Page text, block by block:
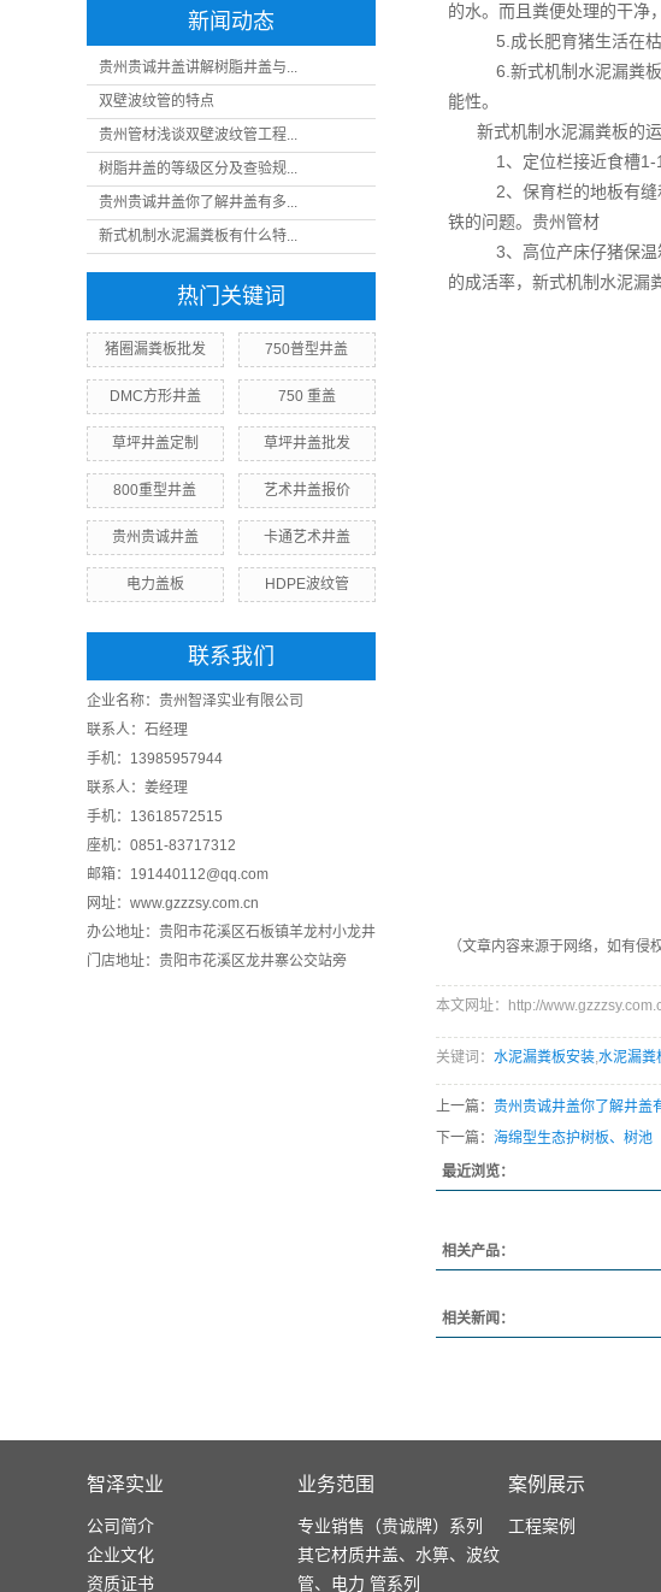
新闻动态
贵州贵诚井盖讲解树脂井盖与...
​双壁波纹管的特点
贵州管材浅谈双壁波纹管工程...
树脂井盖的等级区分及查验规...
贵州贵诚井盖你了解井盖有多...
新式机制水泥漏粪板有什么特...
热门关键词
猪圈漏粪板批发 750普型井盖
DMC方形井盖 750 重盖
草坪井盖定制 草坪井盖批发
800重型井盖 艺术井盖报价
贵州贵诚井盖 卡通艺术井盖
电力盖板 HDPE波纹管
联系我们
企业名称：贵州智泽实业有限公司
联系人：石经理
手机：13985957944
联系人：姜经理
手机：13618572515
座机：0851-83717312
邮箱：191440112@qq.com
网址： www.gzzzsy.com.cn
办公地址：贵阳市花溪区石板镇羊龙村小龙井
门店地址：贵阳市花溪区龙井寨公交站旁
的水。而且粪便处理的干净
5.成长肥育猪生活在枯
6.新式机制水泥漏粪板
能性。
新式机制水泥漏粪板的运
1、定位栏接近食槽1-
2、保育栏的地板有缝
铁的问题。贵州管材
3、高位产床仔猪保温
的成活率，新式机制水泥漏
（文章内容来源于网络，如有侵
本文网址：http://
关键词： 水泥漏粪板安装,水泥漏粪
上一篇： 贵州贵诚井盖你了解井盖
下一篇： 海绵型生态护树板、树池
最近浏览：
相关产品：
相关新闻：
智泽实业
公司简介
企业文化
资质证书
业务范围
专业销售（贵诚牌）系列
其它材质井盖、水箅、波纹
管、电力 管系列
案例展示
工程案例